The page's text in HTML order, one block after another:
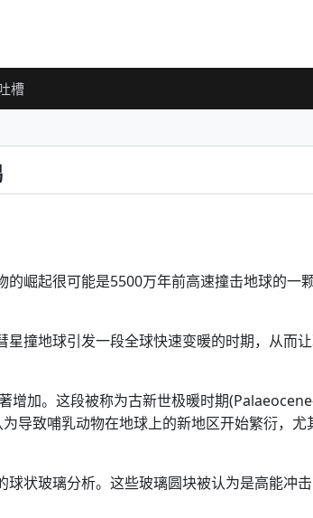
槽
的崛起很可能是5500万年前高速撞击地球的一
撞地球引发一段全球快速变暖的时期，从而
增加。这段被称为古新世极暖时期
导致哺乳动物在地球上的新地区开始繁衍，尤
状玻璃分析。这些玻璃圆块被认为是高能冲